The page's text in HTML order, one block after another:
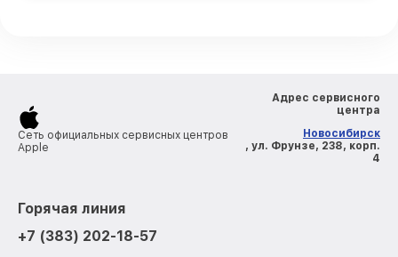
Сеть официальных сервисных центров
Apple
Адрес сервисного
центра
Новосибирск
, ул. Фрунзе, 238, корп.
4
Горячая линия
+7 (383) 202-18-57